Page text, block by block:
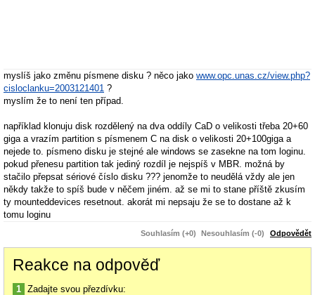
myslíš jako změnu písmene disku ? něco jako www.opc.unas.cz/view.php?
cisloclanku=2003121401 ?
myslím že to není ten případ.
například klonuju disk rozdělený na dva oddíly CaD o velikosti třeba 20+60
giga a vrazím partition s písmenem C na disk o velikosti 20+100giga a
nejede to. písmeno disku je stejné ale windows se zasekne na tom loginu.
pokud přenesu partition tak jediný rozdíl je nejspíš v MBR. možná by
stačilo přepsat sériové číslo disku ??? jenomže to neudělá vždy ale jen
někdy takže to spíš bude v něčem jiném. až se mi to stane příště zkusím
ty mounteddevices resetnout. akorát mi nepsaju že se to dostane až k
tomu loginu
Souhlasím (+0) Nesouhlasím (-0) Odpovědět
Reakce na odpověď
1 Zadajte svou přezdívku: